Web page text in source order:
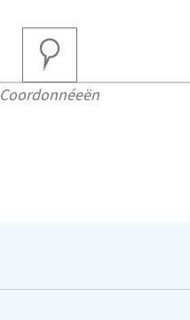
Coordonnéeën